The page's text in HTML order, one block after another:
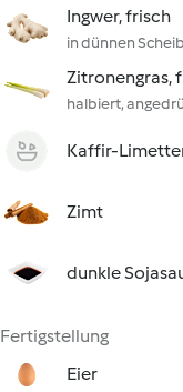
Ingwer, frisch
in dünnen
Zitronengras,
halbiert,
Kaffir-
Zimt
dunkle
Fertigstellung
Eier